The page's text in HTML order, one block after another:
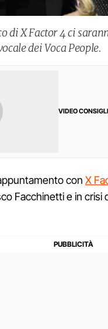
di X Factor 4 ci
dei Voca People.
VIDEO
con X
Facchinetti e in crisi